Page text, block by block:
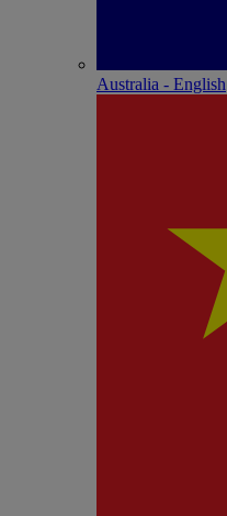
Australia - English